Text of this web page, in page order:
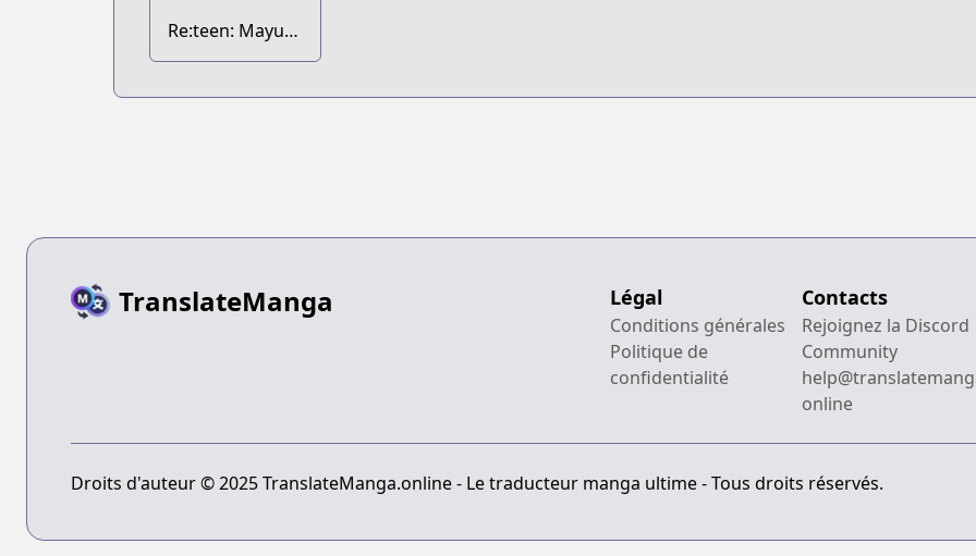
Re:teen: Mayu
no Naka de
TranslateManga Légal
Conditions générales
Politique de
confidentialité
Contacts
Rejoignez la Discord
Community
online
Droits d'auteur © 2025 TranslateManga.online - Le traducteur manga ultime - Tous droits réservés.